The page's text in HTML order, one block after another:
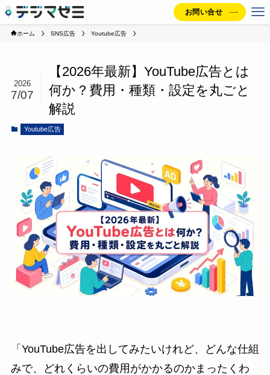
お問い合せ
ホーム SNS広告 Youtube広告
【2026年最新】YouTube広告とは
何か？費用・種類・設定を丸ごと
解説
2026
7/07
Youtube広告
「YouTube広告を出してみたいけれど、どんな仕組
みで、どれくらいの費用がかかるのかまったくわ